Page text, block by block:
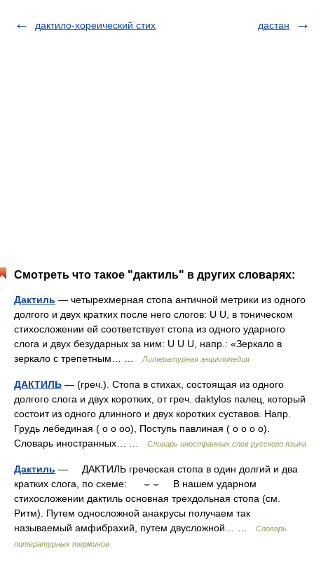
дактило-хореический стих дастан
Смотреть что такое "дактиль" в других словарях:
Дактиль — четырехмерная стопа античной метрики из одного
долгого и двух кратких после него слогов: U U, в тоническом
стихосложении ей соответствует стопа из одного ударного
слога и двух безударных за ним: U U U, напр.: «Зеркало в
зеркало с трепетным… …
Литературная энциклопедия
ДАКТИЛЬ — (греч.). Стопа в стихах, состоящая из одного
долгого слога и двух коротких, от греч. daktylos палец, который
состоит из одного длинного и двух коротких суставов. Напр.
Грудь лебединая ( о о оо), Поступь павлиная ( о о о о).
Словарь иностранных… …
Словарь иностранных слов русского языка
Дактиль — ДАКТИЛЬ греческая стопа в один долгий и два
кратких слога, по схеме: ⌣ ⌣ В нашем ударном
стихосложении дактиль основная трехдольная стопа (см.
Ритм). Путем односложной анакрусы получаем так
называемый амфибрахий, путем двусложной… …
Словарь
литературных терминов